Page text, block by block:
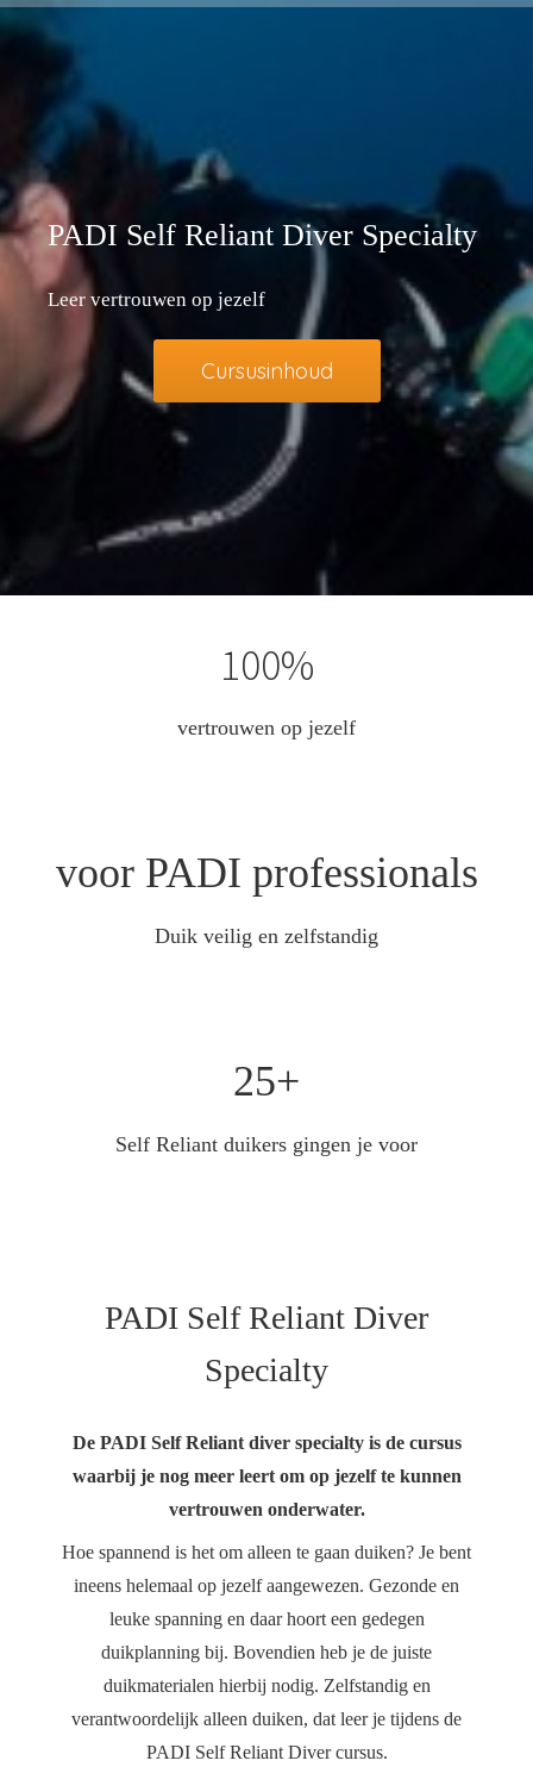
PADI Self Reliant Diver Specialty
Leer vertrouwen op jezelf
Cursusinhoud
100%
vertrouwen op jezelf
voor PADI professionals
Duik veilig en zelfstandig
25+
Self Reliant duikers gingen je voor
PADI Self Reliant Diver
Specialty
De PADI Self Reliant diver specialty is de cursus
waarbij je nog meer leert om op jezelf te kunnen
vertrouwen onderwater.
Hoe spannend is het om alleen te gaan duiken? Je bent
ineens helemaal op jezelf aangewezen. Gezonde en
leuke spanning en daar hoort een gedegen
duikplanning bij. Bovendien heb je de juiste
duikmaterialen hierbij nodig. Zelfstandig en
verantwoordelijk alleen duiken, dat leer je tijdens de
PADI Self Reliant Diver cursus.